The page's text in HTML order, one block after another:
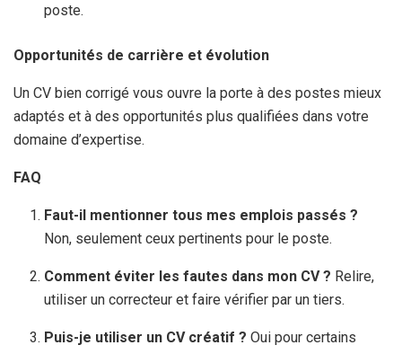
poste.
Opportunités de carrière et évolution
Un CV bien corrigé vous ouvre la porte à des postes mieux
adaptés et à des opportunités plus qualifiées dans votre
domaine d’expertise.
FAQ
Faut-il mentionner tous mes emplois passés ?
Non, seulement ceux pertinents pour le poste.
Comment éviter les fautes dans mon CV ? Relire,
utiliser un correcteur et faire vérifier par un tiers.
Puis-je utiliser un CV créatif ? Oui pour certains